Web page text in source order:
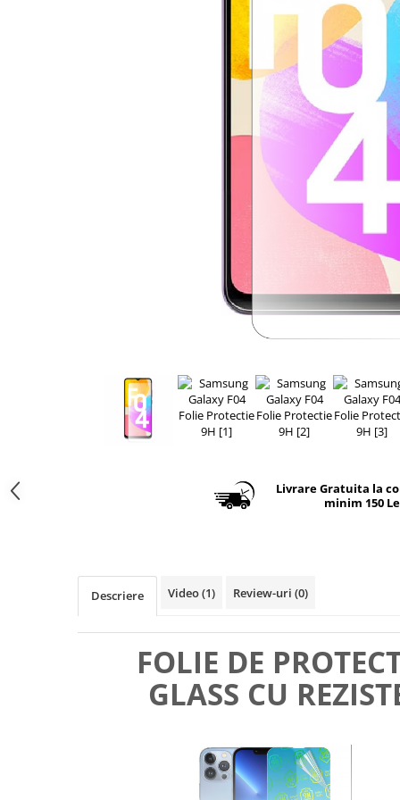
Livrare Gratuita la
minim 150
Descriere Video(1) Review-uri (0)
FOLIE DE
GLASS CU